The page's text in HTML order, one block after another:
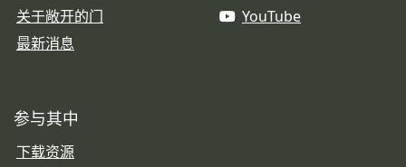
关于敞开的门
最新消息
YouTube
参与其中
下载资源